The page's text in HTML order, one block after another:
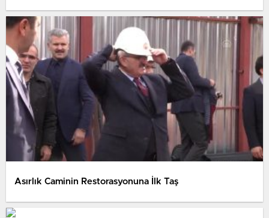
Asırlık Caminin Restorasyonuna İlk Taş